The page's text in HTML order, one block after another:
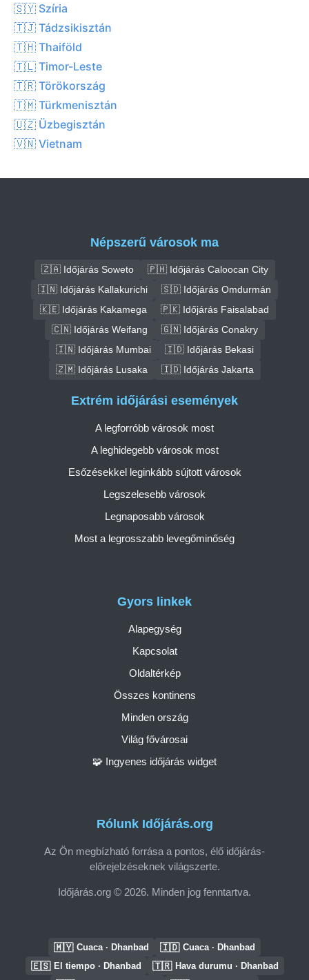
🇸🇾 Szíria
🇹🇯 Tádzsikisztán
🇹🇭 Thaiföld
🇹🇱 Timor-Leste
🇹🇷 Törökország
🇹🇲 Türkmenisztán
🇺🇿 Üzbegisztán
🇻🇳 Vietnam
Népszerű városok ma
🇿🇦 Időjárás Soweto
🇵🇭 Időjárás Caloocan City
🇮🇳 Időjárás Kallakurichi
🇸🇩 Időjárás Omdurmán
🇰🇪 Időjárás Kakamega
🇵🇰 Időjárás Faisalabad
🇨🇳 Időjárás Weifang
🇬🇳 Időjárás Conakry
🇮🇳 Időjárás Mumbai
🇮🇩 Időjárás Bekasi
🇿🇲 Időjárás Lusaka
🇮🇩 Időjárás Jakarta
Rólunk Időjárás.org
Az Ön megbízható forrása a pontos, élő időjárás-
előrejelzéseknek világszerte.
Időjárás.org © 2026. Minden jog fenntartva.
Gyors linkek
Alapegység
Kapcsolat
Oldaltérkép
Összes kontinens
Minden ország
Világ fővárosai
🧩 Ingyenes időjárás widget
Extrém időjárási események
A legforróbb városok most
A leghidegebb városok most
Esőzésekkel leginkább sújtott városok
Legszelesebb városok
Legnaposabb városok
Most a legrosszabb levegőminőség
🇲🇾 Cuaca · Dhanbad 🇮🇩 Cuaca · Dhanbad
🇪🇸 El tiempo · Dhanbad 🇹🇷 Hava durumu · Dhanbad